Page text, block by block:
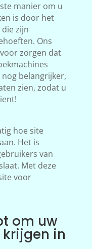
manier om u
is door het
zijn
Ons
zorgen dat
nog belangrijker,
zien, zodat u
hoe site
Het is
van
Met deze
voor
om uw
in